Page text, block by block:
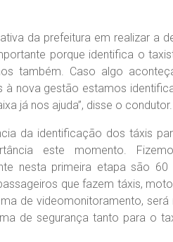
da prefeitura em realizar a
porque identifica o
também. Caso algo
à nova gestão estamos
já nos ajuda”, disse o condutor.
da identificação dos táxis
este momento.
nesta primeira etapa são 60
que fazem táxis,
de videomonitoramento, será
de segurança tanto para o